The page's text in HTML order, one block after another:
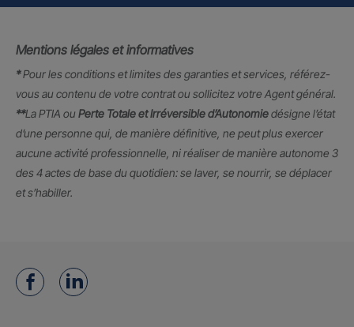
Mentions légales et informatives
*Pour les conditions et limites des garanties et services, référez-
vous au contenu de votre contrat ou sollicitez votre Agent général.
**La PTIA ou Perte Totale et Irréversible d’Autonomiedésigne l’état
d’une personne qui, de manière définitive, ne peut plus exercer
aucune activité professionnelle, ni réaliser de manière autonome 3
des 4 actes de base du quotidien: se laver, se nourrir, se déplacer
et s’habiller.